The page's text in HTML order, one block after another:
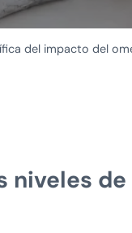
del impacto del
niveles